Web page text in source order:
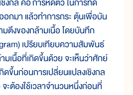
อกมา แล้วทำการกระ ตุ้นเพื่อบัน
มตึงของกล้ามเนื้อ โดยบันทึก
เปรียบเทียบความสัมพันธ์
มเนื้อที่เกิดขึ้นด้วย จะเห็นว่าศักย์
ดขึ้นก่อนการเปลี่ยนแปลงเชิงกล
ะต้องใช้เวลาจำนวนหนึ่งก่อนที่